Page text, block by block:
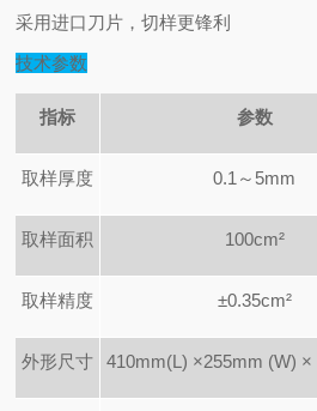
采用进口刀片，切样更锋利
技术参数
指标 参数
取样厚度 0.1 ～5mm
取样面积 100cm²
取样精度 ±0.35cm²
外形尺寸 410mm(L) ×255mm (W) ×